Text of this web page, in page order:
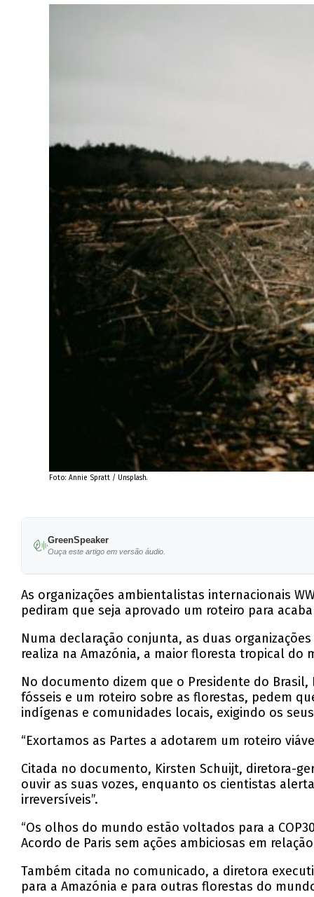
Foto: Annie Spratt / Unsplash.
GreenSpeaker
Ouça este artigo em versão áudio.
As organizações ambientalistas internacionais
pediram que seja aprovado um roteiro para
Numa declaração conjunta, as duas
realiza na Amazónia, a maior floresta tropical do
No documento dizem que o Presidente do
fósseis e um roteiro sobre as florestas, pedem
indígenas e comunidades locais, exigindo os
“Exortamos as Partes a adotarem um roteiro
Citada no documento, Kirsten Schuijt, diretora-
ouvir as suas vozes, enquanto os cientistas
irreversíveis”.
“Os olhos do mundo estão voltados para a
Acordo de Paris sem ações ambiciosas em
Também citada no comunicado, a diretora
para a Amazónia e para outras florestas do